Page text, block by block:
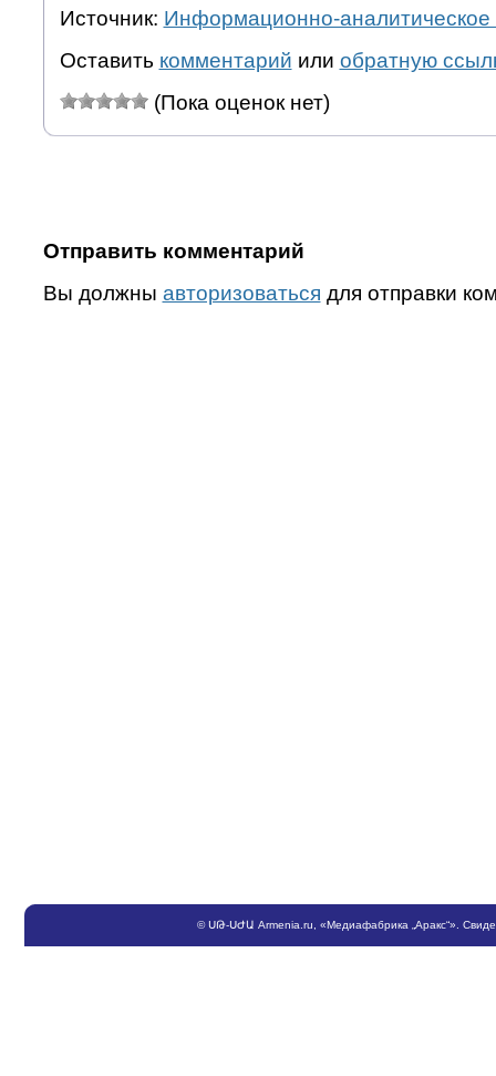
Источник: Информационно-аналитическое
Оставить комментарий или обратную
(Пока оценок нет)
Отправить комментарий
Вы должны авторизоваться для отправки
©ՍԹ-ՍԺԱ Armenia.ru , «Медиафабрика „Аракс“».